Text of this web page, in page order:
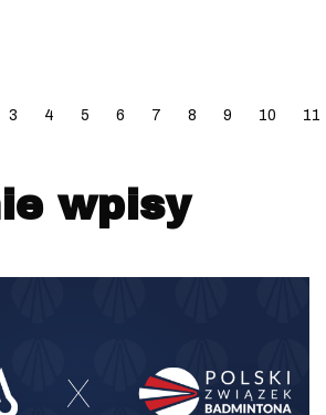
3 4 5 6 7 8 9 10 11
wpisy